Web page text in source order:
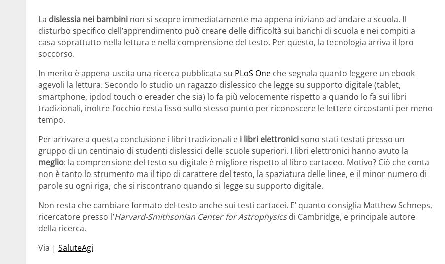
La dislessia nei bambini non si scopre immediatamente ma appena iniziano ad andare a scuola. Il
disturbo specifico dell’apprendimento può creare delle difficoltà sui banchi di scuola e nei compiti a
casa soprattutto nella lettura e nella comprensione del testo. Per questo, la tecnologia arriva il loro
soccorso.
In merito è appena uscita una ricerca pubblicata su PLoS One che segnala quanto leggere un ebook
agevoli la lettura. Secondo lo studio un ragazzo dislessico che legge su supporto digitale (tablet,
smartphone, ipdod touch o ereader che sia) lo fa più velocemente rispetto a quando lo fa sui libri
tradizionali, inoltre l’occhio resta fisso sullo stesso punto per riconoscere le lettere circostanti per meno
tempo.
Per arrivare a questa conclusione i libri tradizionali e i libri elettronicisono stati testati presso un
gruppo di un centinaio di studenti dislessici delle scuole superiori. I libri elettronici hanno avuto la
meglio: la comprensione del testo su digitale è migliore rispetto al libro cartaceo. Motivo? Ciò che conta
non è tanto lo strumento ma il tipo di carattere del testo, la spaziatura delle linee, e il minor numero di
parole su ogni riga, che si riscontrano quando si legge su supporto digitale.
Non resta che cambiare formato del testo anche sui testi cartacei. E’ quanto consiglia Matthew Schneps,
ricercatore presso l’Harvard-Smithsonian Center for Astrophysicsdi Cambridge, e principale autore
della ricerca.
Via | SaluteAgi